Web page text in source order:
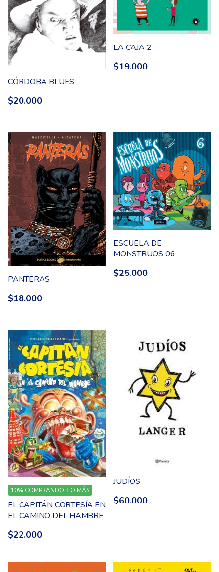
CÓRDOBA BLUES
$20.000
LA CAJA 2
$19.000
PANTERAS
$18.000
ESCUELA DE
MONSTRUOS 06
$25.000
EL CAPITÁN CORTESÍA EN
EL CAMINO DEL HAMBRE
$22.000
10% COMPRANDO 3 O MÁS
JUDÍOS
$60.000